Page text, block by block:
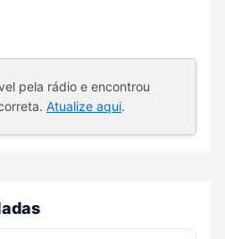
pela rádio e encontrou
Atualize aqui.